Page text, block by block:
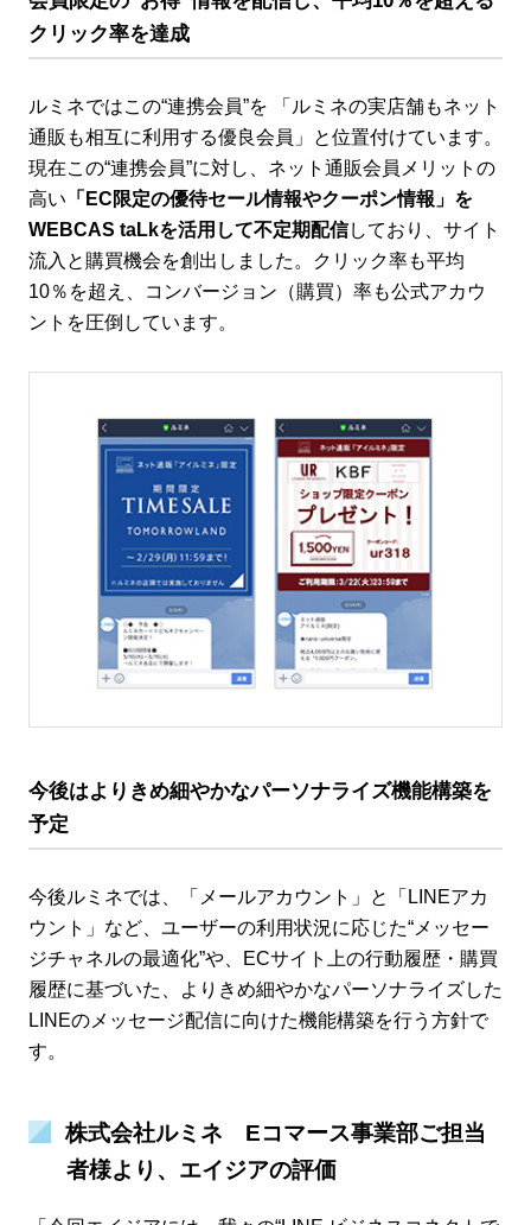
クリック率を達成
ルミネではこの“連携会員”を 「ルミネの実店舗もネット
通販も相互に利用する優良会員」と位置付けています。
現在この“連携会員”に対し、ネット通販会員メリットの
高い 「EC限定の優待セール情報やクーポン情報」を
WEBCAS taLkを活用して不定期配信しており、サイト
流入と購買機会を創出しました。クリック率も平均
10％を超え、コンバージョン（購買）率も公式アカウ
ントを圧倒しています。
今後はよりきめ細やかなパーソナライズ機能構築を
予定
今後ルミネでは、「メールアカウント」と「LINEアカ
ウント」など、ユーザーの利用状況に応じた“メッセー
ジチャネルの最適化”や、ECサイト上の行動履歴・購買
履歴に基づいた、よりきめ細やかなパーソナライズした
LINEのメッセージ配信に向けた機能構築を行う方針で
す。
株式会社ルミネ Eコマース事業部ご担当
者様より、エイジアの評価